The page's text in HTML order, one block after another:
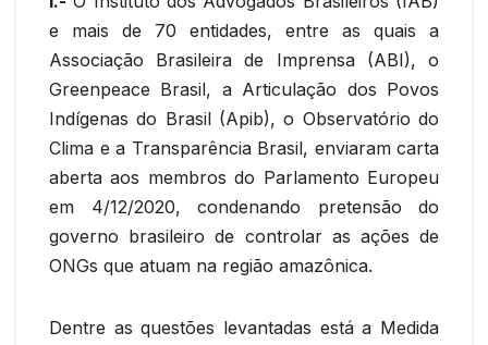
e mais de 70 entidades, entre as quais a
Associação Brasileira de Imprensa (ABI), o
Greenpeace Brasil, a Articulação dos Povos
Indígenas do Brasil (Apib), o Observatório do
Clima e a Transparência Brasil, enviaram carta
aberta aos membros do Parlamento Europeu
em 4/12/2020, condenando pretensão do
governo brasileiro de controlar as ações de
ONGs que atuam na região amazônica.
Dentre as questões levantadas está a Medida